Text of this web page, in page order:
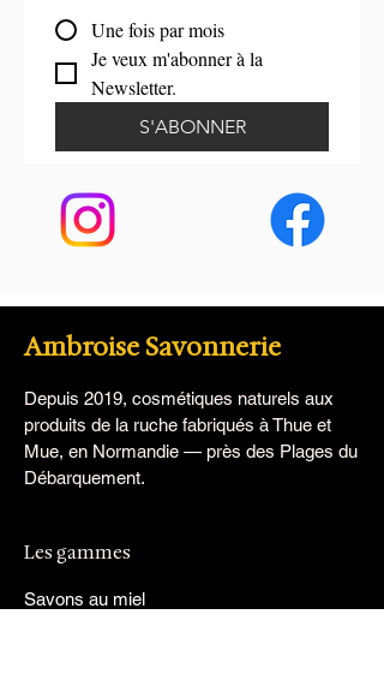
Une fois par mois
Je veux m'abonner à la
Newsletter.
S'ABONNER
Ambroise Savonnerie
Depuis 2019, cosmétiques naturels aux
produits de la ruche fabriqués à Thue et
Mue, en Normandie — près des Plages du
Débarquement.
Les gammes
Savons au miel